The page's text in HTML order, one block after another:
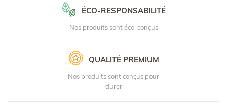
ÉCO-RESPONSABILITÉ
Nos produits sont éco-conçus
QUALITÉ PREMIUM
Nos produits sont conçus pour
durer